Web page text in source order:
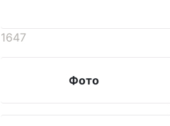
1647
Фото